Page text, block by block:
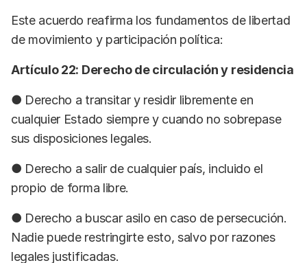
Este acuerdo reafirma los fundamentos de libertad
de movimiento y participación política:
Artículo 22: Derecho de circulación y residencia
● Derecho a transitar y residir libremente en
cualquier Estado siempre y cuando no sobrepase
sus disposiciones legales.
● Derecho a salir de cualquier país, incluido el
propio de forma libre.
● Derecho a buscar asilo en caso de persecución.
Nadie puede restringirte esto, salvo por razones
legales justificadas.